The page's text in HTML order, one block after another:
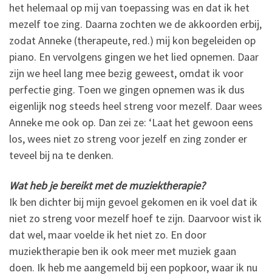
het helemaal op mij van toepassing was en dat ik het
mezelf toe zing. Daarna zochten we de akkoorden erbij,
zodat Anneke (therapeute, red.) mij kon begeleiden op
piano. En vervolgens gingen we het lied opnemen. Daar
zijn we heel lang mee bezig geweest, omdat ik voor
perfectie ging. Toen we gingen opnemen was ik dus
eigenlijk nog steeds heel streng voor mezelf. Daar wees
Anneke me ook op. Dan zei ze: ‘Laat het gewoon eens
los, wees niet zo streng voor jezelf en zing zonder er
teveel bij na te denken.
Wat heb je bereikt met de muziektherapie?
Ik ben dichter bij mijn gevoel gekomen en ik voel dat ik
niet zo streng voor mezelf hoef te zijn. Daarvoor wist ik
dat wel, maar voelde ik het niet zo. En door
muziektherapie ben ik ook meer met muziek gaan
doen. Ik heb me aangemeld bij een popkoor, waar ik nu